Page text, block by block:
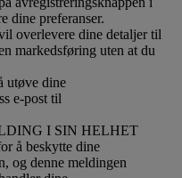
dine preferanser.
overlevere dine detaljer til
markedsføring uten at du
utøve dine
e-post til
I SIN HELHET
å beskytte dine
og denne meldingen